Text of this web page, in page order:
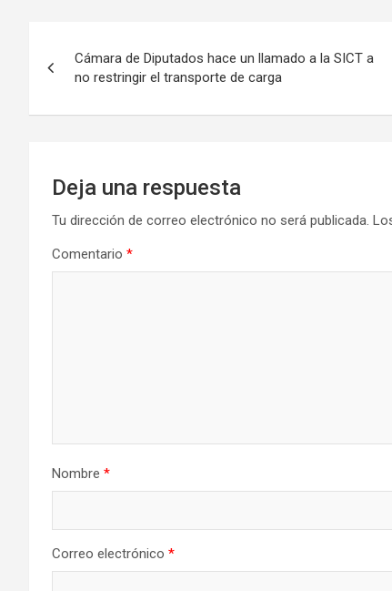
de
entradas
Cámara de Diputados hace un llamado a la SICT a
no restringir el transporte de carga
Deja una respuesta
Tu dirección de correo electrónico no será publicada.
Comentario *
Nombre *
Correo electrónico *